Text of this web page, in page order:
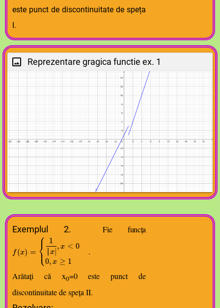
este punct de discontinuitate de speța
I.
Reprezentare gragica functie ex. 1
Exemplul 2. Fie funcța
f (x) = ⎩
⎨⎧ 1
∣ x∣
, x < 0
0,x≥ 1
.
Arătați că x0=0 este punct de
discontinuitate de speța II.